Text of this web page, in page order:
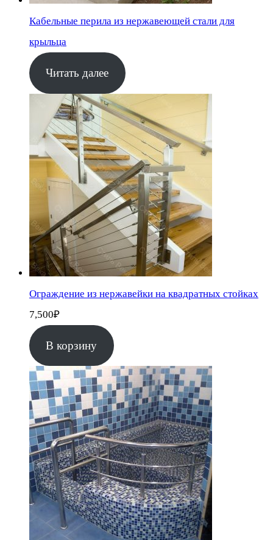
Кабельные перила из нержавеющей стали для
крыльца
Читать далее
Ограждение из нержавейки на квадратных стойках
7,500₽
В корзину